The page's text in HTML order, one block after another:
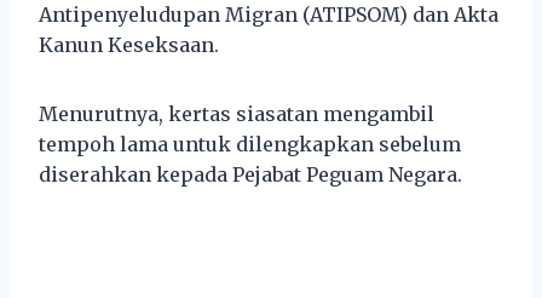
Antipenyeludupan Migran (ATIPSOM) dan Akta
Kanun Keseksaan.
Menurutnya, kertas siasatan mengambil
tempoh lama untuk dilengkapkan sebelum
diserahkan kepada Pejabat Peguam Negara.